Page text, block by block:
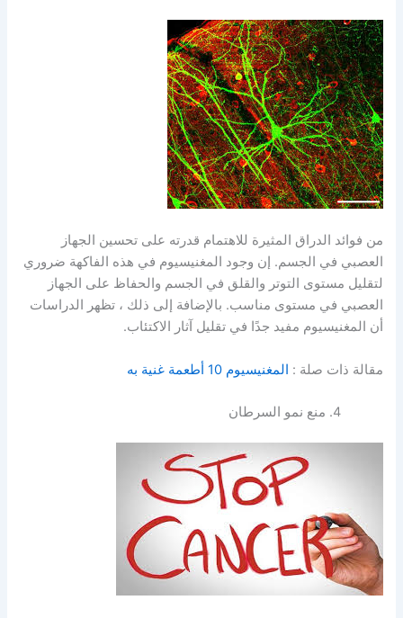
من فوائد الدراق المثيرة للاهتمام قدرته على تحسين الجهاز
العصبي في الجسم. إن وجود المغنيسيوم في هذه الفاكهة ضروري
لتقليل مستوى التوتر والقلق في الجسم والحفاظ على الجهاز
العصبي في مستوى مناسب. بالإضافة إلى ذلك ، تظهر الدراسات
أن المغنيسيوم مفيد جدًا في تقليل آثار الاكتئاب.
مقالة ذات صلة : المغنيسيوم 10 أطعمة غنية به
منع نمو السرطان